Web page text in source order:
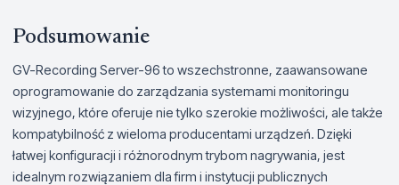
Podsumowanie
GV-Recording Server-96 to wszechstronne, zaawansowane
oprogramowanie do zarządzania systemami monitoringu
wizyjnego, które oferuje nie tylko szerokie możliwości, ale także
kompatybilność z wieloma producentami urządzeń. Dzięki
łatwej konfiguracji i różnorodnym trybom nagrywania, jest
idealnym rozwiązaniem dla firm i instytucji publicznych